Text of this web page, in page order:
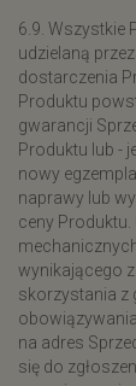
6.9. Wszystkie
udzielaną
dostarczenia
Produktu
gwarancji
Produktu lub -
nowy
naprawy lub
ceny
wynikającego
skorzystania z
na adres
się do